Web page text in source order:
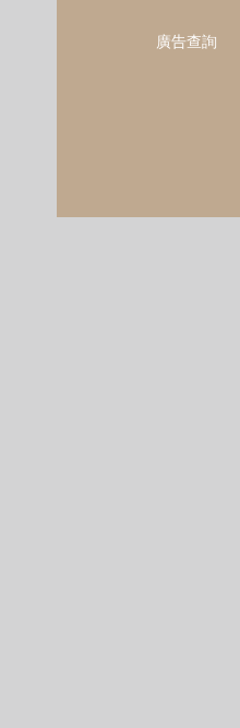
廣告查詢